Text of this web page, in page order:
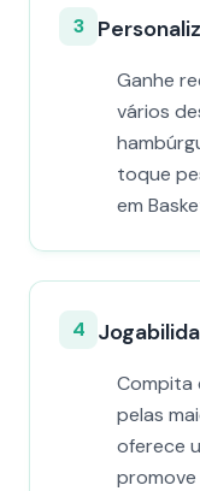
3
Ganhe
vários
toque
em
4
Compita
pelas
oferece